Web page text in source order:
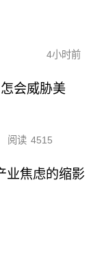
4小时前
会威胁美
阅读 4515
业焦虑的缩影